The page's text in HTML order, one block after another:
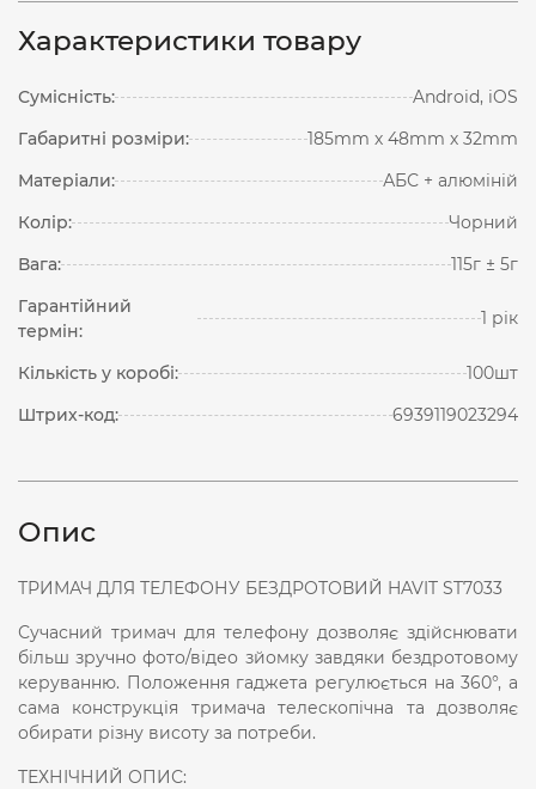
Характеристики товару
Сумісність:
Android, iOS
Габаритні розміри:
185mm х 48mm х 32mm
Матеріали:
АБС + алюміній
Колір:
Чорний
Вага:
115г ± 5г
Гарантійний
термін:
1 рік
Кількість у коробі:
100шт
Штрих-код:
6939119023294
Опис
ТРИМАЧ ДЛЯ ТЕЛЕФОНУ БЕЗДРОТОВИЙ HAVIT ST7033
Сучасний тримач для телефону дозволяє здійснювати
більш зручно фото/відео зйомку завдяки бездротовому
керуванню. Положення гаджета регулюється на 360°, а
сама конструкція тримача телескопічна та дозволяє
обирати різну висоту за потреби.
ТЕХНІЧНИЙ ОПИС: